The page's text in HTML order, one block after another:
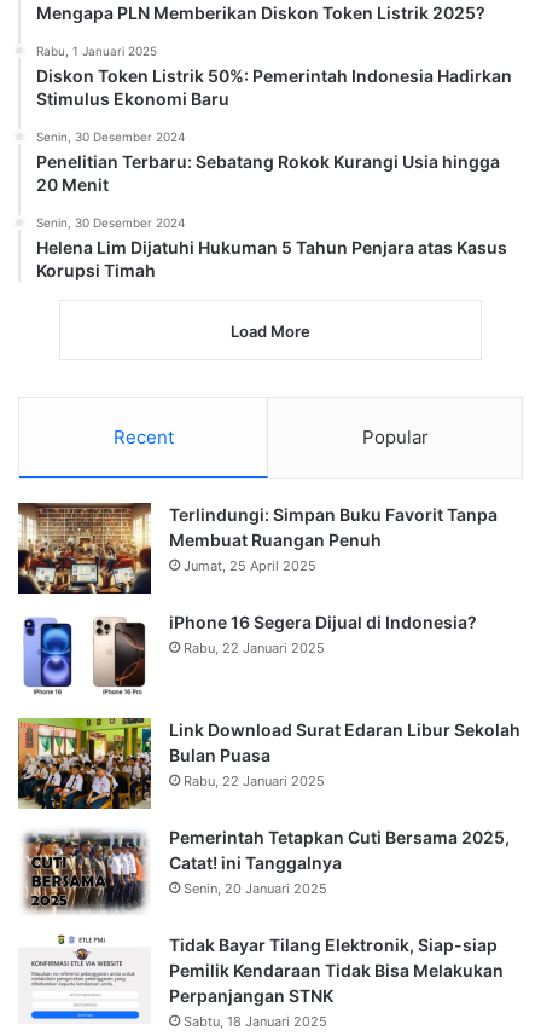
Mengapa PLN Memberikan Diskon Token Listrik 2025?
Rabu, 1 Januari 2025
Diskon Token Listrik 50%: Pemerintah Indonesia Hadirkan
Stimulus Ekonomi Baru
Senin, 30 Desember 2024
Penelitian Terbaru: Sebatang Rokok Kurangi Usia hingga
20 Menit
Senin, 30 Desember 2024
Helena Lim Dijatuhi Hukuman 5 Tahun Penjara atas Kasus
Korupsi Timah
Load More
Recent Popular
Terlindungi: Simpan Buku Favorit Tanpa
Membuat Ruangan Penuh
Jumat, 25 April 2025
iPhone 16 Segera Dijual di Indonesia?
Rabu, 22 Januari 2025
Link Download Surat Edaran Libur Sekolah
Bulan Puasa
Rabu, 22 Januari 2025
Pemerintah Tetapkan Cuti Bersama 2025,
Catat! ini Tanggalnya
Senin, 20 Januari 2025
Tidak Bayar Tilang Elektronik, Siap-siap
Pemilik Kendaraan Tidak Bisa Melakukan
Perpanjangan STNK
Sabtu, 18 Januari 2025